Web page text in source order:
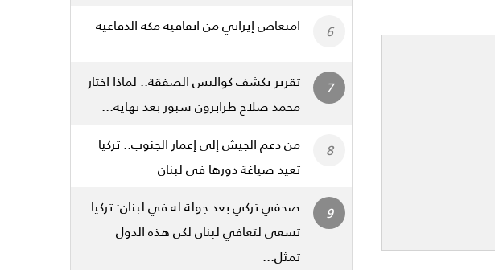
امتعاض إيراني من اتفاقية مكة الدفاعية
تقرير يكشف كواليس الصفقة.. لماذا اختار
محمد صلاح طرابزون سبور بعد نهاية...
من دعم الجيش إلى إعمار الجنوب.. تركيا
تعيد صياغة دورها في لبنان
صحفي تركي بعد جولة له في لبنان: تركيا
تسعى لتعافي لبنان لكن هذه الدول
تمثل...